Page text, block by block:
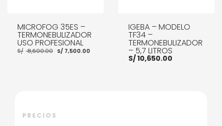
MICROFOG 35ES –
TERMONEBULIZADOR
USO PROFESIONAL
S/ 8,600.00 El
precio
S/ 7,500.00
IGEBA – MODELO
TF34 –
TERMONEBULIZADOR
– 5,7 LITROS
S/10,650.00
PRECIOS